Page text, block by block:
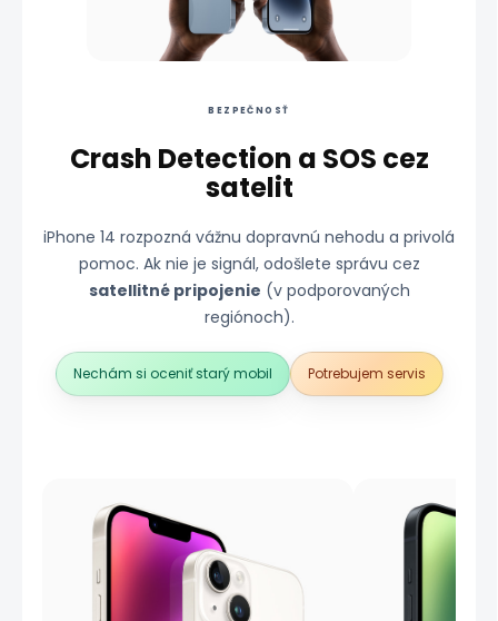
BEZPEČNOSŤ
Crash Detection a SOS cez
satelit
iPhone 14 rozpozná vážnu dopravnú nehodu a privolá
pomoc. Ak nie je signál, odošlete správu cez
satellitné pripojenie (v podporovaných
regiónoch).
Nechám si oceniť starý mobil Potrebujem servis